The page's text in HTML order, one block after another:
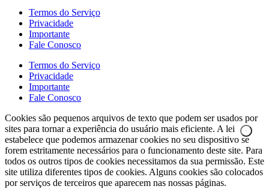
Termos do Serviço
Privacidade
Importante
Fale Conosco
Termos do Serviço
Privacidade
Importante
Fale Conosco
Cookies são pequenos arquivos de texto que podem ser usados por
sites para tornar a experiência do usuário mais eficiente. A lei
estabelece que podemos armazenar cookies no seu dispositivo se
forem estritamente necessários para o funcionamento deste site. Para
todos os outros tipos de cookies necessitamos da sua permissão. Este
site utiliza diferentes tipos de cookies. Alguns cookies são colocados
por serviços de terceiros que aparecem nas nossas páginas.